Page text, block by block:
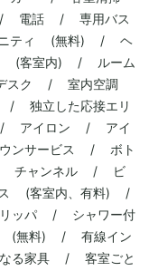
/ 電話 / 専用バス
ティ (無料) / ヘ
(客室内) / ルーム
ク / 室内空調
立した応接エリ
アイロン / アイ
ンサービス / ボト
チャンネル / ビ
(客室内、有料) /
ッパ / シャワー付
(無料) / 有線イン
る家具 / 客室ごと